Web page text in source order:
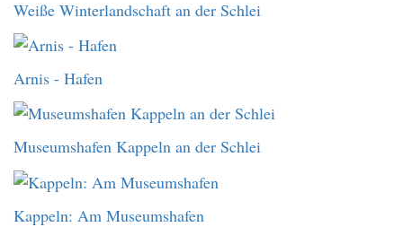
Weiße Winterlandschaft an der Schlei
Arnis - Hafen
Museumshafen Kappeln an der Schlei
Kappeln: Am Museumshafen